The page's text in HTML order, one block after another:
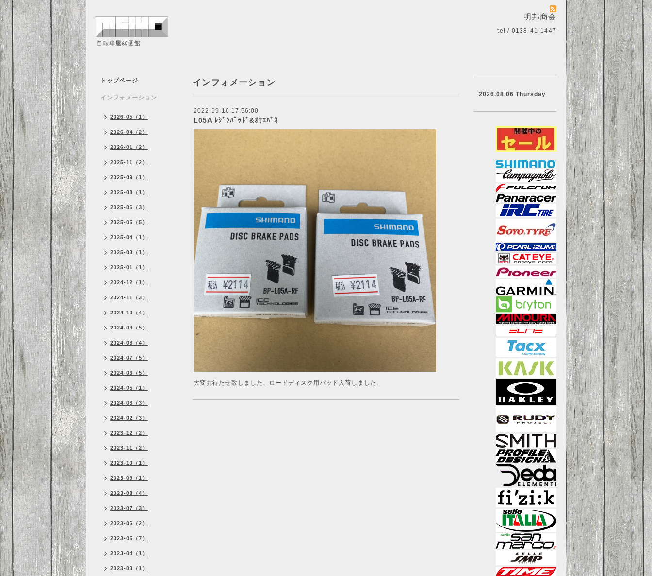
明邦商会
tel / 0138-41-1447
自転車屋@函館
インフォメーション
2022-09-16 17:56:00
L05A ﾚｼﾞﾝﾊﾟｯﾄﾞ&ｵｻｴﾊﾞﾈ
大変お待たせ致しました、ロードディスク用パッド入荷しました。
トップページ
インフォメーション
2026-05（1）
2026-04（2）
2026-01（2）
2025-11（2）
2025-09（1）
2025-08（1）
2025-06（3）
2025-05（5）
2025-04（1）
2025-03（1）
2025-01（1）
2024-12（1）
2024-11（3）
2024-10（4）
2024-09（5）
2024-08（4）
2024-07（5）
2024-06（5）
2024-05（1）
2024-03（3）
2024-02（3）
2023-12（2）
2023-11（2）
2023-10（1）
2023-09（1）
2023-08（4）
2023-07（3）
2023-06（2）
2023-05（7）
2023-04（1）
2023-03（1）
2026.08.06 Thursday